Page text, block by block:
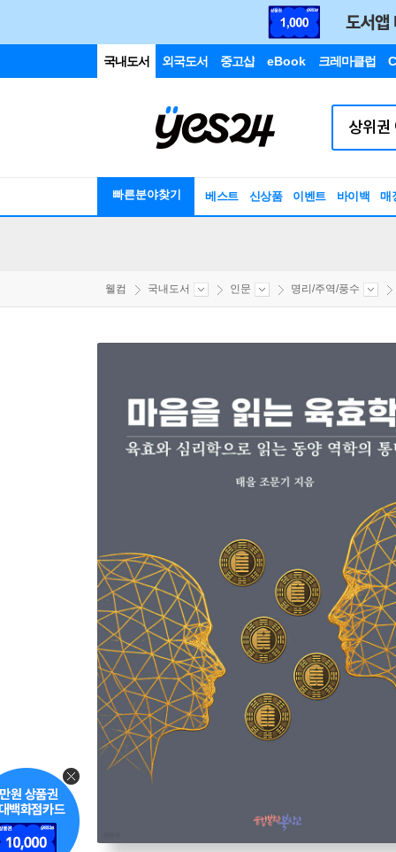
국내도서 외국도서 중고샵 eBook 크레마클럽
빠른분야찾기 베스트 신상품 이벤트 바이백 매
웰컴 국내도서 인문 명리/주역/풍수